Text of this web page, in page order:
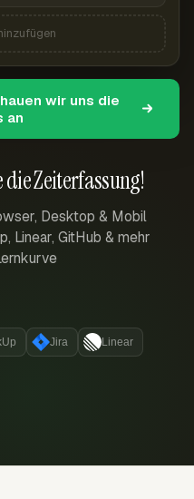
die Zeiterfassung!
Desktop & Mobil
Linear, GitHub & mehr
Jira Linear
wir uns die
an